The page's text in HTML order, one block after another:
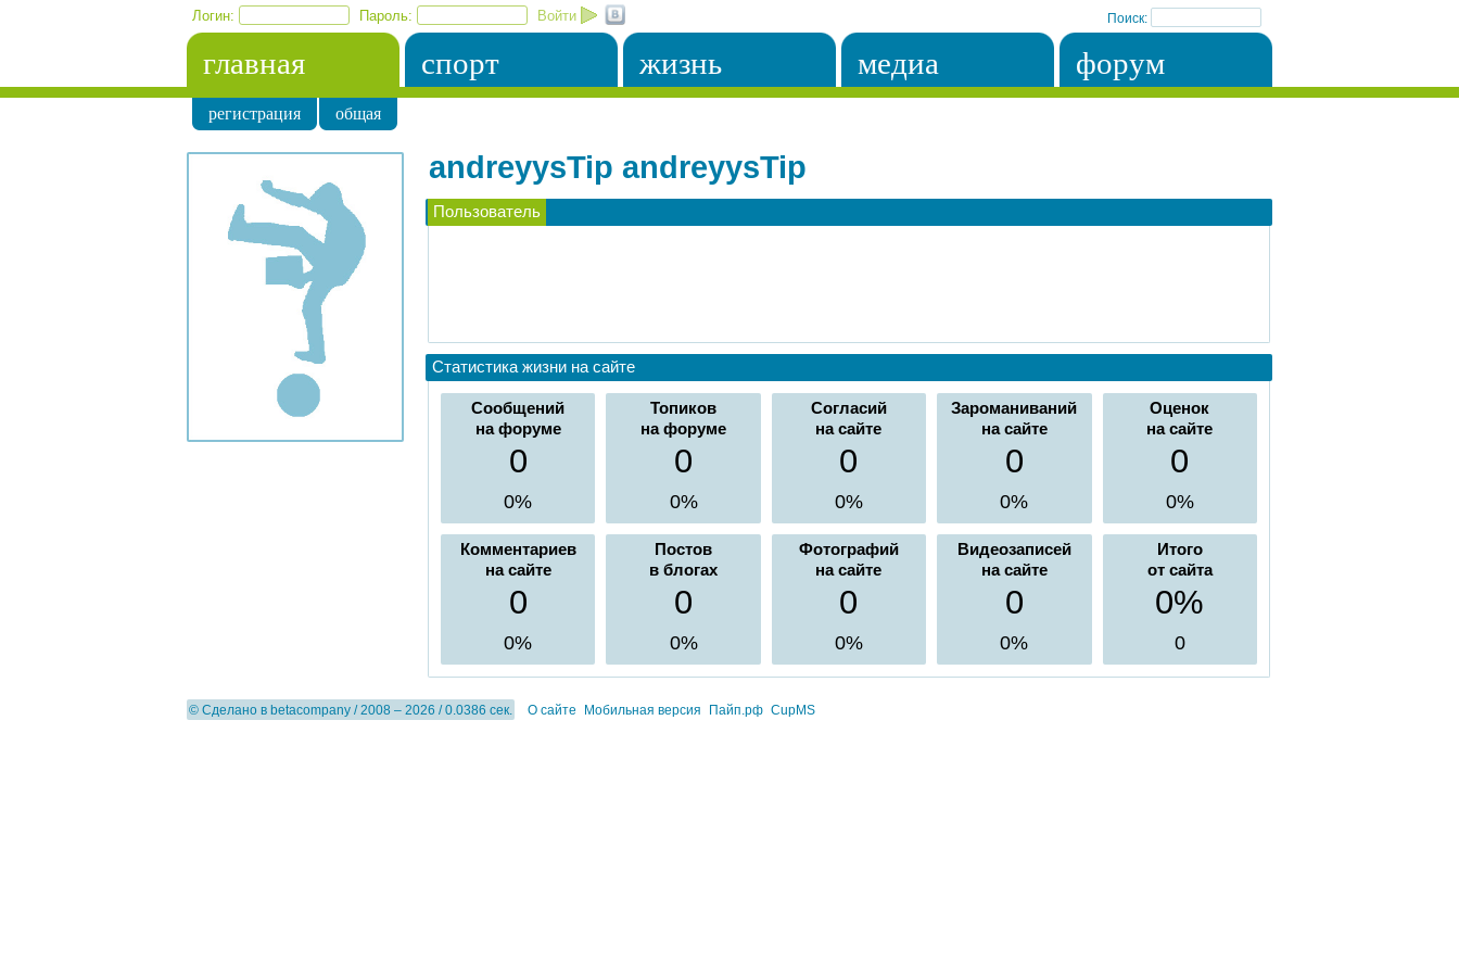
Логин: Пароль: Войти Поиск:
главная спорт жизнь медиа форум
регистрация общая
andreyysTip andreyysTip
Пользователь
Статистика жизни на сайте
Сообщений
на форуме
0
0%
Топиков
на форуме
0
0%
Согласий
на сайте
0
0%
Зароманиваний
на сайте
0
0%
Оценок
на сайте
0
0%
Комментариев
на сайте
0
0%
Постов
в блогах
0
0%
Фотографий
на сайте
0
0%
Видеозаписей
на сайте
0
0%
Итого
от сайта
0%
0
© Сделано в betacompany / 2008 – 2026 / 0.0386 сек. О сайте Мобильная версия Пайп.рф CupMS